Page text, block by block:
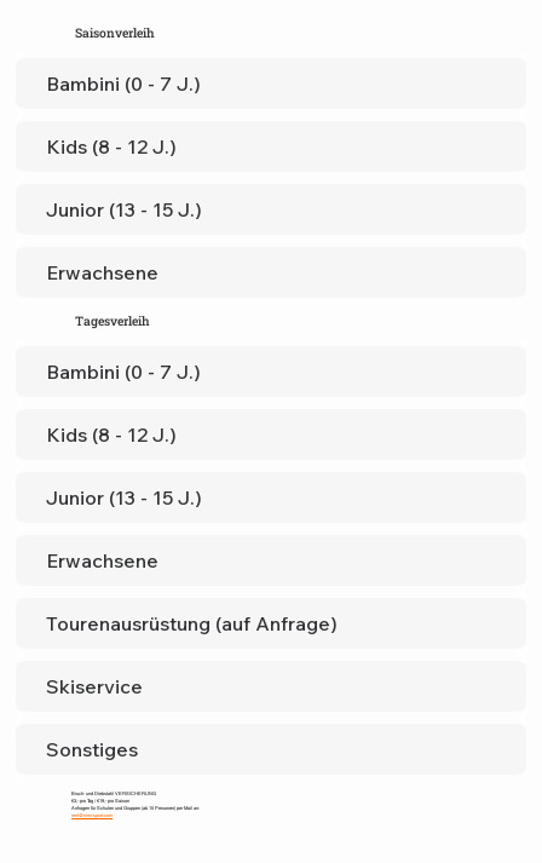
Saisonverleih
Bambini (0 - 7 J.)
Kids (8 - 12 J.)
Junior (13 - 15 J.)
Erwachsene
Tagesverleih
Bambini (0 - 7 J.)
Kids (8 - 12 J.)
Junior (13 - 15 J.)
Erwachsene
Tourenausrüstung (auf Anfrage)
Skiservice
Sonstiges
Bruch- und Diebstahl VERSICHERUNG
€3,- pro Tag / €19,- pro Saison
Anfragen für Schulen und Gruppen (ab 15 Personen) per Mail an:
rent@mrm-sport.com